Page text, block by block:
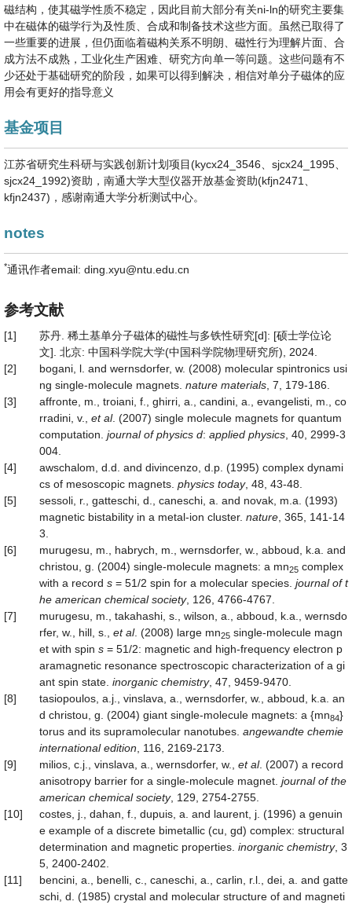
磁结构，使其磁学性质不稳定，因此目前大部分有关ni-ln的研究主要集
中在磁体的磁学行为及性质、合成和制备技术这些方面。虽然已取得了
一些重要的进展，但仍面临着磁构关系不明朗、磁性行为理解片面、合
成方法不成熟，工业化生产困难、研究方向单一等问题。这些问题有不
少还处于基础研究的阶段，如果可以得到解决，相信对单分子磁体的应
用会有更好的指导意义
基金项目
江苏省研究生科研与实践创新计划项目(kycx24_3546、sjcx24_1995、
sjcx24_1992)资助，南通大学大型仪器开放基金资助(kfjn2471、
kfjn2437)，感谢南通大学分析测试中心。
notes
*通讯作者email: ding.xyu@ntu.edu.cn
参考文献
[1]
苏丹. 稀土基单分子磁体的磁性与多铁性研究[d]: [硕士学位论
文]. 北京: 中国科学院大学(中国科学院物理研究所), 2024.
[2]
bogani, l. and wernsdorfer, w. (2008) molecular spintronics usi
ng single-molecule magnets. nature materials , 7, 179-186.
[3]
affronte, m., troiani, f., ghirri, a., candini, a., evangelisti, m., co
rradini, v., et al. (2007) single molecule magnets for quantum
computation. journal of physics d: applied physics , 40, 2999-3
004.
[4]
awschalom, d.d. and divincenzo, d.p. (1995) complex dynami
cs of mesoscopic magnets. physics today, 48, 43-48.
[5]
sessoli, r., gatteschi, d., caneschi, a. and novak, m.a. (1993)
magnetic bistability in a metal-ion cluster. nature , 365, 141-14
3.
[6]
murugesu, m., habrych, m., wernsdorfer, w., abboud, k.a. and
christou, g. (2004) single-molecule magnets: a mn25 complex
with a record s = 51/2 spin for a molecular species. journal of t
he american chemical society, 126, 4766-4767.
[7]
murugesu, m., takahashi, s., wilson, a., abboud, k.a., wernsdo
rfer, w., hill, s., et al. (2008) large mn25 single-molecule magn
et with spin s = 51/2: magnetic and high-frequency electron p
aramagnetic resonance spectroscopic characterization of a gi
ant spin state. inorganic chemistry, 47, 9459-9470.
[8]
tasiopoulos, a.j., vinslava, a., wernsdorfer, w., abboud, k.a. an
d christou, g. (2004) giant single‐molecule magnets: a {mn84}
torus and its supramolecular nanotubes. angewandte chemie
international edition , 116, 2169-2173.
[9]
milios, c.j., vinslava, a., wernsdorfer, w., et al. (2007) a record
anisotropy barrier for a single-molecule magnet. journal of the
american chemical society, 129, 2754-2755.
[10]
costes, j., dahan, f., dupuis, a. and laurent, j. (1996) a genuin
e example of a discrete bimetallic (cu, gd) complex: structural
determination and magnetic properties. inorganic chemistry, 3
5, 2400-2402.
[11]
bencini, a., benelli, c., caneschi, a., carlin, r.l., dei, a. and gatte
schi, d. (1985) crystal and molecular structure of and magneti